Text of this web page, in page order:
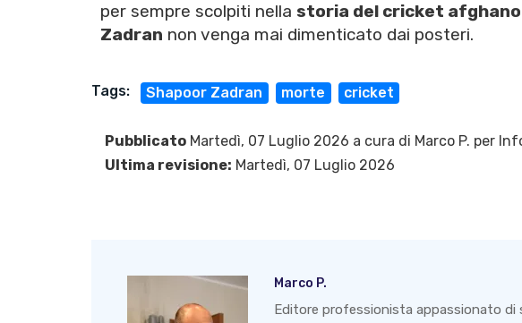
per sempre scolpiti nella storia del cricket afghano
Zadran non venga mai dimenticato dai posteri.
Tags: Shapoor Zadran morte cricket
Pubblicato Martedì, 07 Luglio 2026 a cura di Marco P. per
Ultima revisione: Martedì, 07 Luglio 2026
Marco P.
Editore professionista appassionato